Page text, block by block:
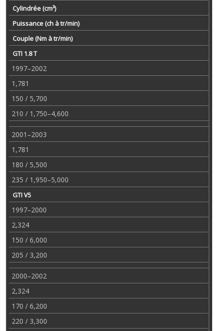
Cylindrée (cm³)
Puissance (ch à tr/min)
Couple (Nm à tr/min)
GTI 1.8 T
1997–2002
1,781
150 / 5,700
210 / 1,750–4,600
2001–2003
1,781
180 / 5,500
235 / 1,950–5,000
GTI V5
1997–2000
2,324
150 / 6,000
205 / 3,200
2000–2002
2,324
170 / 6,200
220 / 3,300